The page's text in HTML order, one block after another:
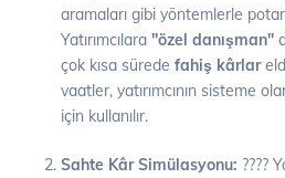
aramaları gibi yöntemlerle
Yatırımcılara "özel danışman"
çok kısa sürede fahiş kârlar
vaatler, yatırımcının sisteme
için kullanılır.
Sahte Kâr Simülasyonu: ????